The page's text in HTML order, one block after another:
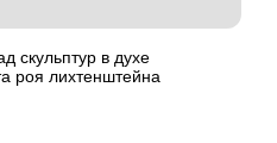
скульптур в духе
роя лихтенштейна